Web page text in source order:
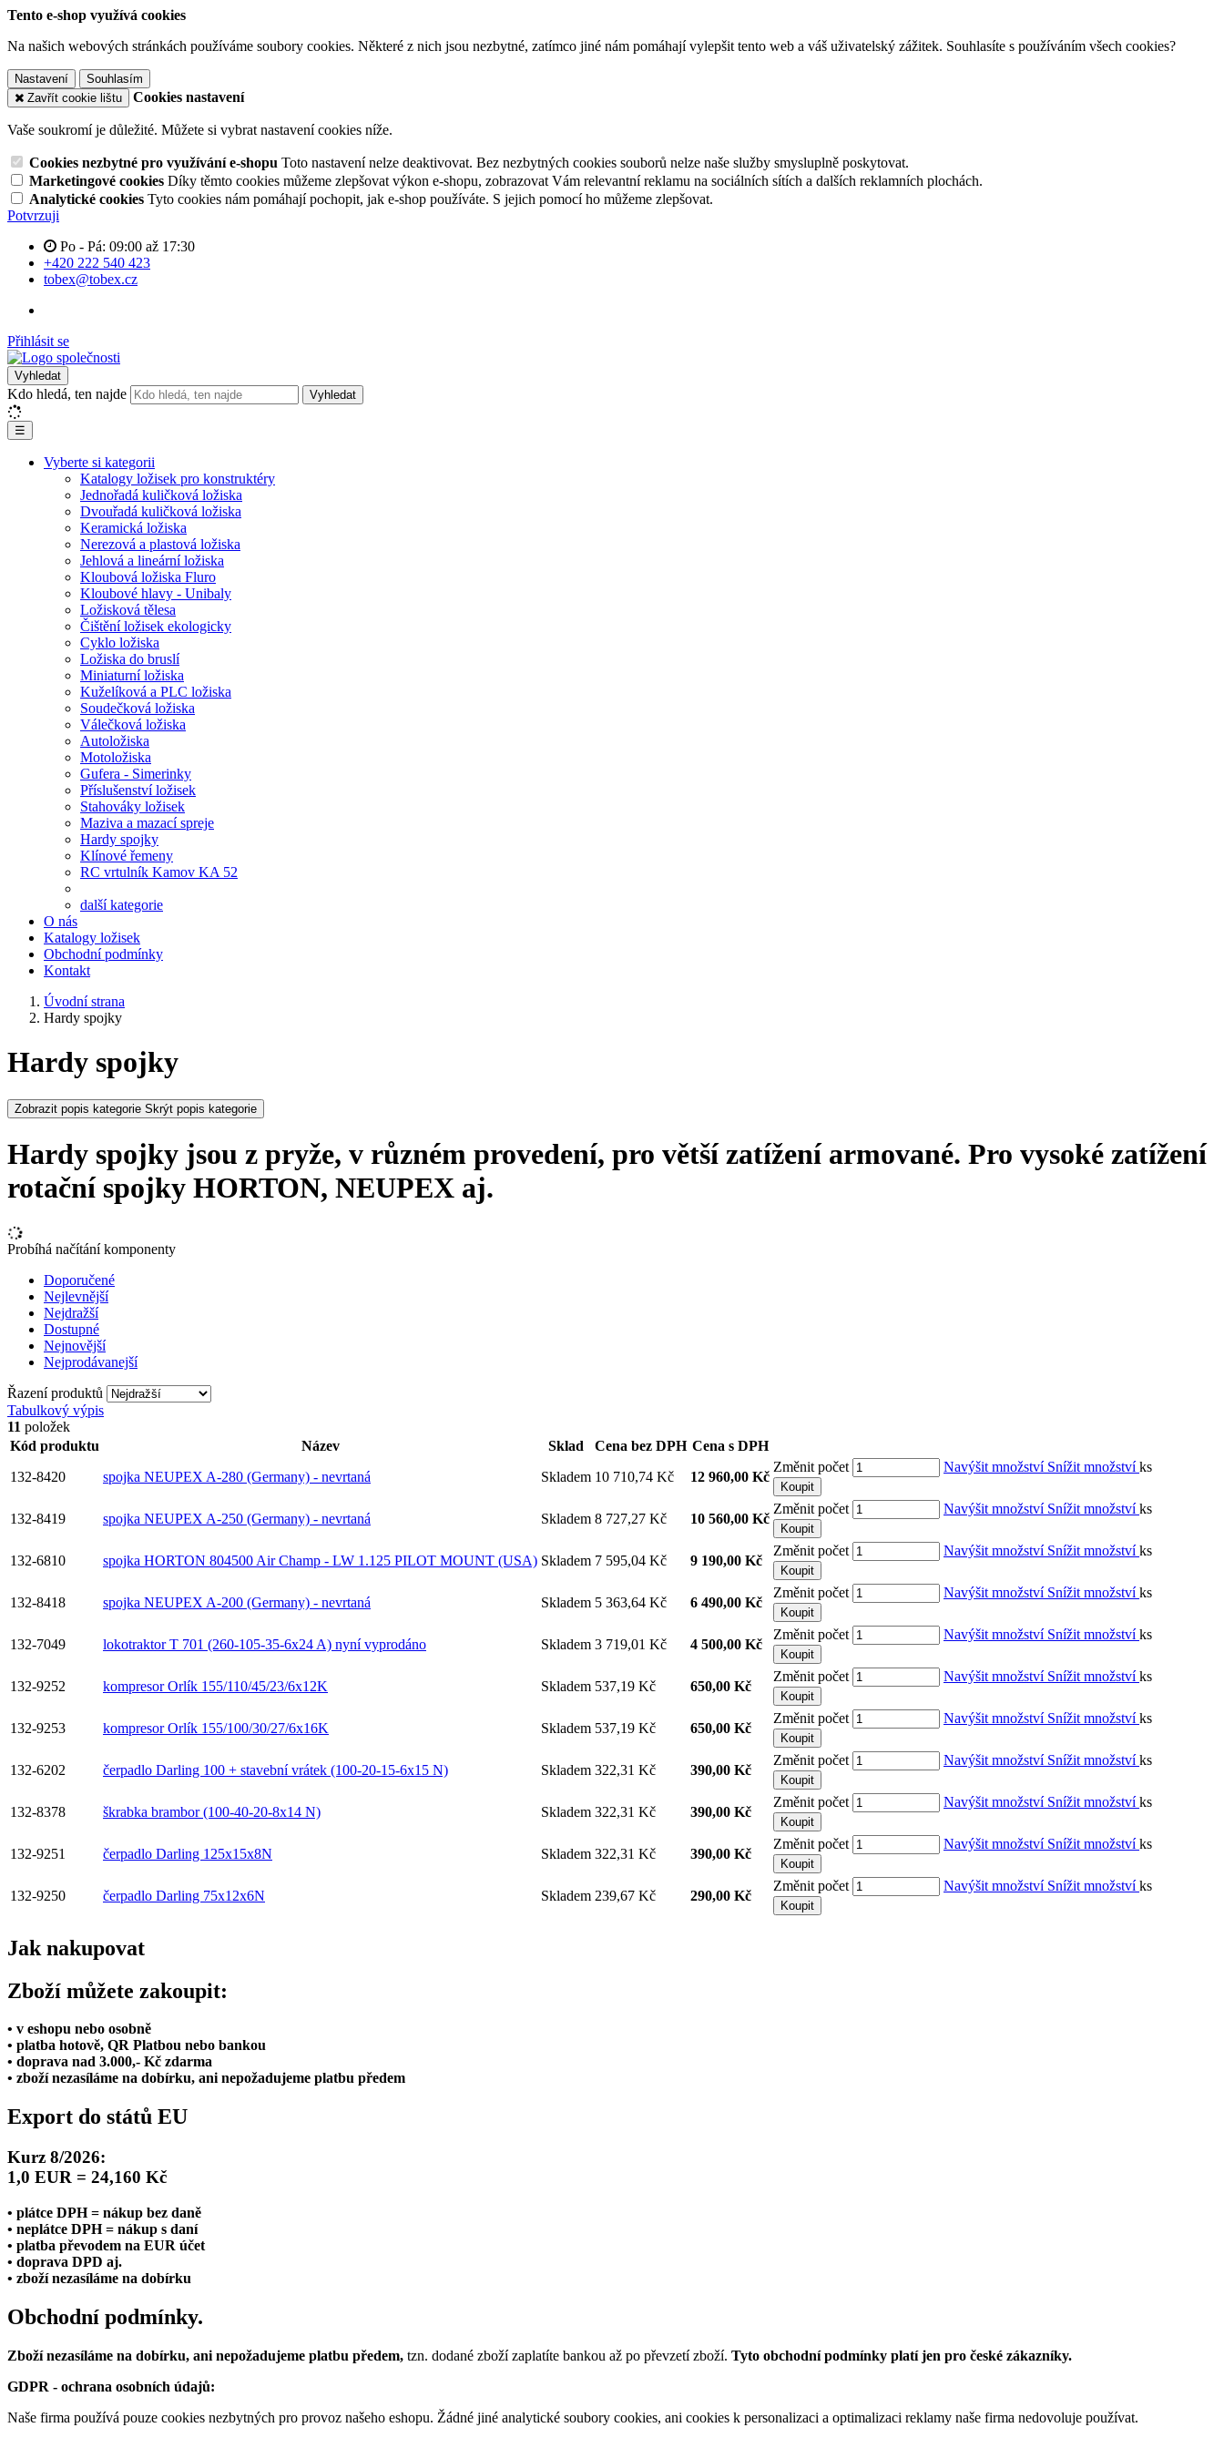
Tento e-shop využívá cookies
Na našich webových stránkách používáme soubory cookies. Některé z nich jsou nezbytné, zatímco jiné nám pomáhají vylepšit tento web a váš uživatelský zážitek. Souhlasíte s používáním všech cookies?
Nastavení
Souhlasím
Zavřít cookie lištu
Cookies nastavení
Vaše soukromí je důležité. Můžete si vybrat nastavení cookies níže.
Cookies nezbytné pro využívání e-shopu Toto nastavení nelze deaktivovat. Bez nezbytných cookies souborů nelze naše služby smysluplně poskytovat.
Marketingové cookies Díky těmto cookies můžeme zlepšovat výkon e-shopu, zobrazovat Vám relevantní reklamu na sociálních sítích a dalších reklamních plochách.
Analytické cookies Tyto cookies nám pomáhají pochopit, jak e-shop používáte. S jejich pomocí ho můžeme zlepšovat.
Potvrzuji
Po - Pá: 09:00 až 17:30
+420 222 540 423
tobex@tobex.cz
Přihlásit se
Vyhledat
Kdo hledá, ten najde Vyhledat
☰
Vyberte si kategorii
Katalogy ložisek pro konstruktéry
Jednořadá kuličková ložiska
Dvouřadá kuličková ložiska
Keramická ložiska
Nerezová a plastová ložiska
Jehlová a lineární ložiska
Kloubová ložiska Fluro
Kloubové hlavy - Unibaly
Ložisková tělesa
Čištění ložisek ekologicky
Cyklo ložiska
Ložiska do bruslí
Miniaturní ložiska
Kuželíková a PLC ložiska
Soudečková ložiska
Válečková ložiska
Autoložiska
Motoložiska
Gufera - Simerinky
Příslušenství ložisek
Stahováky ložisek
Maziva a mazací spreje
Hardy spojky
Klínové řemeny
RC vrtulník Kamov KA 52
další kategorie
O nás
Katalogy ložisek
Obchodní podmínky
Kontakt
Úvodní strana
Hardy spojky
Hardy spojky
Zobrazit popis kategorie Skrýt popis kategorie
Hardy spojky jsou z pryže, v různém provedení, pro větší zatížení armované. Pro vysoké zatížení
rotační spojky HORTON, NEUPEX aj.
Probíhá načítání komponenty
Doporučené
Nejlevnější
Nejdražší
Dostupné
Nejnovější
Nejprodávanejší
Řazení produktů
Tabulkový výpis
11 položek
Kód produktu
Název Sklad Cena bez DPH Cena s DPH
132-8420
spojka NEUPEX A-280 (Germany) - nevrtaná Skladem 10 710,74 Kč 12 960,00 Kč
Změnit počet Navýšit množství Snížit množstvíks
Koupit
132-8419 spojka NEUPEX A-250 (Germany) - nevrtaná Skladem 8 727,27 Kč 10 560,00 Kč
Změnit počet Navýšit množství Snížit množstvíks
Koupit
132-6810 spojka HORTON 804500 Air Champ - LW 1.125 PILOT MOUNT (USA) Skladem 7 595,04 Kč 9 190,00 Kč
Změnit počet Navýšit množství Snížit množstvíks
Koupit
132-8418 spojka NEUPEX A-200 (Germany) - nevrtaná Skladem 5 363,64 Kč 6 490,00 Kč
Změnit počet Navýšit množství Snížit množstvíks
Koupit
132-7049 lokotraktor T 701 (260-105-35-6x24 A) nyní vyprodáno Skladem 3 719,01 Kč 4 500,00 Kč
Změnit počet Navýšit množství Snížit množstvíks
Koupit
132-9252 kompresor Orlík 155/110/45/23/6x12K Skladem 537,19 Kč 650,00 Kč
Změnit počet Navýšit množství Snížit množstvíks
Koupit
132-9253 kompresor Orlík 155/100/30/27/6x16K Skladem 537,19 Kč 650,00 Kč
Změnit počet Navýšit množství Snížit množstvíks
Koupit
132-6202 čerpadlo Darling 100 + stavební vrátek (100-20-15-6x15 N) Skladem 322,31 Kč 390,00 Kč
Změnit počet Navýšit množství Snížit množstvíks
Koupit
132-8378 škrabka brambor (100-40-20-8x14 N) Skladem 322,31 Kč 390,00 Kč
Změnit počet Navýšit množství Snížit množstvíks
Koupit
132-9251 čerpadlo Darling 125x15x8N Skladem 322,31 Kč 390,00 Kč
Změnit počet Navýšit množství Snížit množstvíks
Koupit
132-9250 čerpadlo Darling 75x12x6N Skladem 239,67 Kč 290,00 Kč
Změnit počet Navýšit množství Snížit množstvíks
Koupit
Jak nakupovat
Zboží můžete zakoupit:
• v eshopu nebo osobně
• platba hotově, QR Platbou nebo bankou
• doprava nad 3.000,- Kč zdarma
• zboží nezasíláme na dobírku, ani nepožadujeme platbu předem
Export do států EU
Kurz 8/2026:
1,0 EUR = 24,160 Kč
• plátce DPH = nákup bez daně
• neplátce DPH = nákup s daní
• platba převodem na EUR účet
• doprava DPD aj.
• zboží nezasíláme na dobírku
Obchodní podmínky.
Zboží nezasíláme na dobírku, ani nepožadujeme platbu předem, tzn. dodané zboží zaplatíte bankou až po převzetí zboží. Tyto obchodní podmínky platí jen pro české zákazníky.
GDPR - ochrana osobních údajů:
Naše firma používá pouze cookies nezbytných pro provoz našeho eshopu. Žádné jiné analytické soubory cookies, ani cookies k personalizaci a optimalizaci reklamy naše firma nedovoluje používat.